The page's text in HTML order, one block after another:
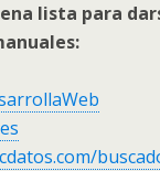
lista para